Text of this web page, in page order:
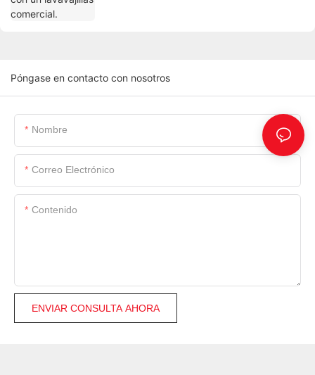
Póngase en contacto con nosotros
Nombre
Correo Electrónico
Contenido
ENVIAR CONSULTA AHORA